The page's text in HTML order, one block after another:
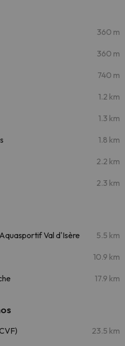
360 m
360 m
740 m
1.2 km
1.3 km
1.8 km
2.2 km
2.3 km
Val d'Isère 5.5 km
10.9 km
17.9 km
23.5 km